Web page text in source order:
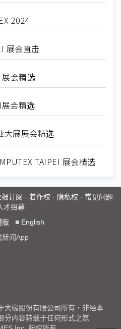
2024
展会直击
会精选
会精选
大展展会精选
TAIPEI 展会精选
订阅 · 着作权 · 隐私权 · 常见问题
才招募
版 ■ English
新闻App
大椽股份有限公司所有，非经本
分内容转载于任何形式之媒